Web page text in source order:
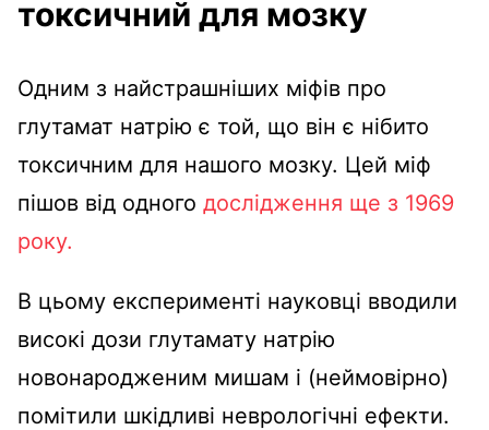
токсичний для мозку
Одним з найстрашніших міфів про
глутамат натрію є той, що він є нібито
токсичним для нашого мозку. Цей міф
пішов від одного дослідження ще з 1969
року.
В цьому експерименті науковці вводили
високі дози глутамату натрію
новонародженим мишам і (неймовірно)
помітили шкідливі неврологічні ефекти.